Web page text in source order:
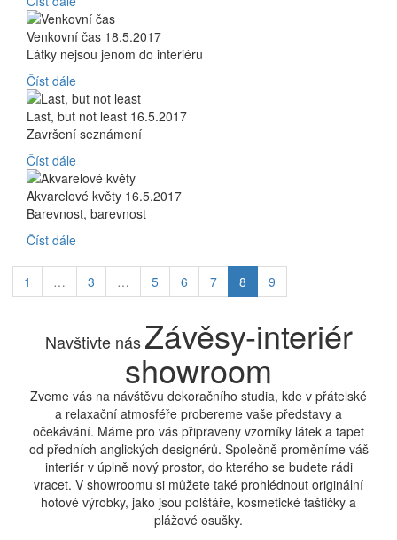
Venkovní čas 18.5.2017
Látky nejsou jenom do interiéru
Číst dále
Last, but not least 16.5.2017
Završení seznámení
Číst dále
Akvarelové květy 16.5.2017
Barevnost, barevnost
Číst dále
1 … 3 … 5 6 7 8 9
Navštivte nás Závěsy-interiér
showroom
Zveme vás na návštěvu dekoračního studia, kde v přátelské
a relaxační atmosféře probereme vaše představy a
očekávání. Máme pro vás připraveny vzorníky látek a tapet
od předních anglických designérů. Společně proměníme váš
interiér v úplně nový prostor, do kterého se budete rádi
vracet. V showroomu si můžete také prohlédnout originální
hotové výrobky, jako jsou polštáře, kosmetické taštičky a
plážové osušky.